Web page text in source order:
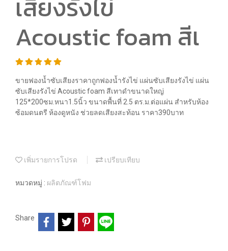
เสียงรังไข่
Acoustic foam สีเ
ขายฟองน้ำซับเสียงราคาถูกฟองน้ำรังไข่ แผ่นซับเสียงรังไข่ แผ่น
ซับเสียงรังไข่ Acoustic foam สีเทาดำขนาดใหญ่
125*200ซม.หนา1.5นิ้ว ขนาดพื้นที่ 2.5 ตร.ม.ต่อแผ่น สำหรับห้อง
ซ้อมดนตรี ห้องดูหนัง ช่วยลดเสียงสะท้อน ราคา390บาท
เพิ่มรายการโปรด เปรียบเทียบ
หมวดหมู่ : ผลิตภัณฑ์โฟม
Share